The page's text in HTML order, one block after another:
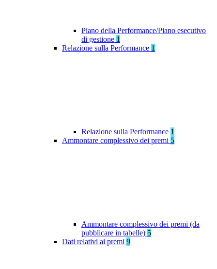
Piano della Performance/Piano esecutivo
di gestione 1
Relazione sulla Performance 1
Relazione sulla Performance 1
Ammontare complessivo dei premi 5
Ammontare complessivo dei premi (da
pubblicare in tabelle) 5
Dati relativi ai premi 9